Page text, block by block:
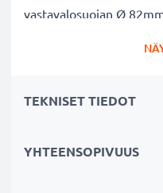
vastavalosuojan Ø
CELLONIC
✔ Lisää värien syvyyttä,
TEKNISET TIEDOT
YHTEENSOPIVUUS